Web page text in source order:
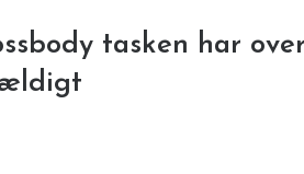
tasken har